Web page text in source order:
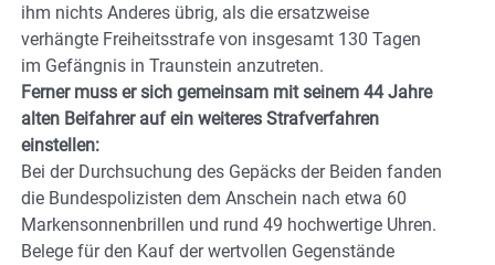
ihm nichts Anderes übrig, als die ersatzweise
verhängte Freiheitsstrafe von insgesamt 130 Tagen
im Gefängnis in Traunstein anzutreten.
Ferner muss er sich gemeinsam mit seinem 44 Jahre
alten Beifahrer auf ein weiteres Strafverfahren
einstellen:
Bei der Durchsuchung des Gepäcks der Beiden fanden
die Bundespolizisten dem Anschein nach etwa 60
Markensonnenbrillen und rund 49 hochwertige Uhren.
Belege für den Kauf der wertvollen Gegenstände